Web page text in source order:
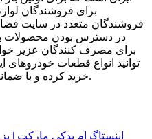
برای فروشندگان
فروشندگان متعدد در سایت
در دسترس بودن محصولات
برای مصرف کنندگان عزیر
توانید انواع قطعات خودروهای
خرید کرده و با ضمانت معتبر درب منزل دریافت نمایید.